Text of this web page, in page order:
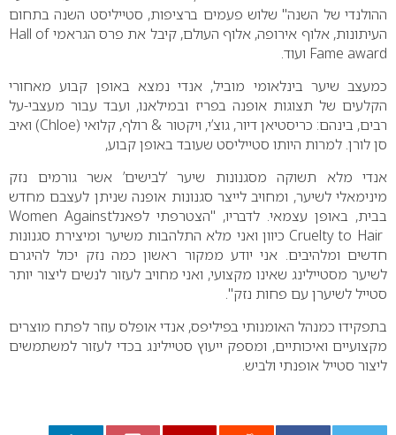
ההולנדי של השנה" שלוש פעמים ברציפות, סטייליסט השנה בתחום
העיתונות, אלוף אירופה, אלוף העולם, קיבל את פרס הגראמיHall of
Fame award ועוד.
כמעצב שיער בינלאומי מוביל, אנדי נמצא באופן קבוע מאחורי
הקלעים של תצוגות אופנה בפריז ובמילאנו, ועבד עבור מעצבי-על
רבים, בינהם: כריסטיאן דיור, גוצ’י, ויקטור & רולף, קלואי (Chloe) ואיב
סן לורן. למרות היותו סטייליסט שעובד באופן קבוע,
אנדי מלא תשוקה מסגנונות שיער ’לבישים’ אשר גורמים נזק
מינימאלי לשיער, ומחויב לייצר סגנונות אופנה שניתן לעצבם מחדש
בבית, באופן עצמאי. לדבריו, "הצטרפתי לפאנלWomen Against
Cruelty to Hair כיוון ואני מלא התלהבות משיער ומיצירת סגנונות
חדשים ומלהיבים. אני יודע ממקור ראשון כמה נזק יכול להיגרם
לשיער מסטיילינג שאינו מקצועי, ואני מחויב לעזור לנשים ליצור יותר
סטייל לשיערן עם פחות נזק".
בתפקידו כמנהל האומנותי בפיליפס, אנדי אופלס עוזר לפתח מוצרים
מקצועיים ואיכותיים, ומספק ייעוץ סטיילינג בכדי לעזור למשתמשים
ליצור סטייל אופנתי ולביש.